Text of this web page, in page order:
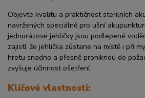
Objevte kvalitu a praktičnost sterilních
navržených speciálně pro ušní
jednorázové jehličky jsou podlepené
zajistí, že jehlička zůstane na místě i při
hrotu snadno a přesně proniknou do
zvyšuje účinnost ošetření.
Klíčové vlastnosti: